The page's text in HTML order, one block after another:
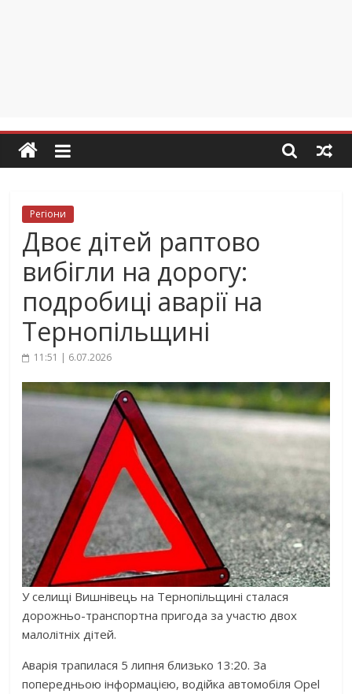
Регіони
Двоє дітей раптово
вибігли на дорогу:
подробиці аварії на
Тернопільщині
11:51 | 6.07.2026
У селищі Вишнівець на Тернопільщині сталася
дорожньо-транспортна пригода за участю двох
малолітніх дітей.
Аварія трапилася 5 липня близько 13:20. За
попередньою інформацією, водійка автомобіля Opel